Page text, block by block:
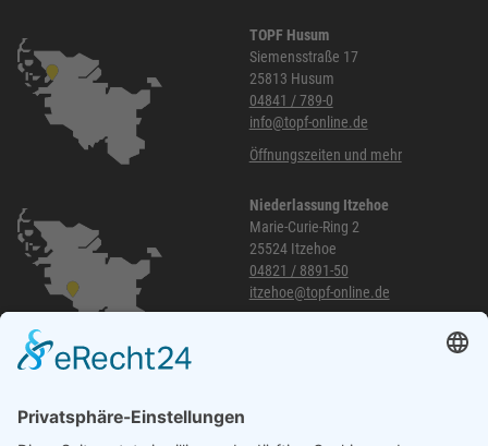
TOPF Husum
Siemensstraße 17
25813 Husum
04841 / 789-0
info@topf-online.de
Öffnungszeiten und mehr
Niederlassung Itzehoe
Marie-Curie-Ring 2
25524 Itzehoe
04821 / 8891-50
itzehoe@topf-online.de
040 / 21 04 04 04-04